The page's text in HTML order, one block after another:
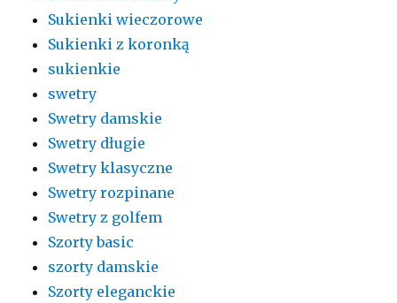
Sukienki wieczorowe
Sukienki z koronką
sukienkie
swetry
Swetry damskie
Swetry długie
Swetry klasyczne
Swetry rozpinane
Swetry z golfem
Szorty basic
szorty damskie
Szorty eleganckie